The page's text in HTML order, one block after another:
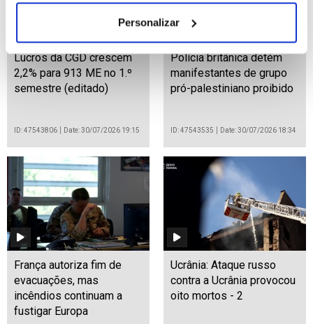
Personalizar
Lucros da CGD crescem
2,2% para 913 ME no 1.º
semestre (editado)
ID: 47543806 Date: 30/07/2026 19:15
Polícia britânica detém
manifestantes de grupo
pró-palestiniano proibido
ID: 47543535 Date: 30/07/2026 18:34
França autoriza fim de
evacuações, mas
incêndios continuam a
fustigar Europa
Ucrânia: Ataque russo
contra a Ucrânia provocou
oito mortos - 2